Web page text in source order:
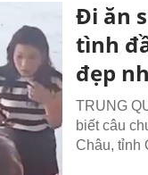
Đi ăn
tình
đẹp
TRUNG
biết câu
Châu, tỉnh